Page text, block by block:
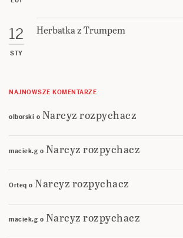
12
STY
Herbatka z Trumpem
NAJNOWSZE KOMENTARZE
olborski o Narcyz rozpychacz
maciek.g o Narcyz rozpychacz
Orteq o Narcyz rozpychacz
maciek.g o Narcyz rozpychacz